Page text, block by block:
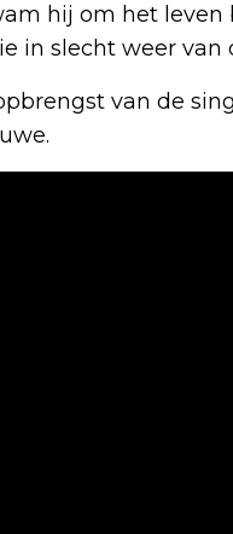
hij om het leven
in slecht weer van
van de